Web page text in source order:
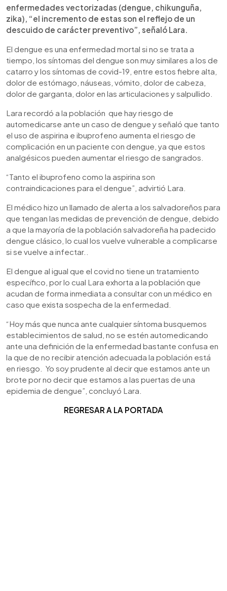
enfermedades vectorizadas (dengue, chikunguña,
zika), “el incremento de estas son el reflejo de un
descuido de carácter preventivo”, señaló Lara.
El dengue es una enfermedad mortal si no se trata a
tiempo, los síntomas del dengue son muy similares a los de
catarro y los síntomas de covid-19, entre estos fiebre alta,
dolor de estómago, náuseas, vómito, dolor de cabeza,
dolor de garganta, dolor en las articulaciones y salpullido.
Lara recordó a la población que hay riesgo de
automedicarse ante un caso de dengue y señaló que tanto
el uso de aspirina e ibuprofeno aumenta el riesgo de
complicación en un paciente con dengue, ya que estos
analgésicos pueden aumentar el riesgo de sangrados.
“Tanto el ibuprofeno como la aspirina son
contraindicaciones para el dengue”, advirtió Lara.
El médico hizo un llamado de alerta a los salvadoreños para
que tengan las medidas de prevención de dengue, debido
a que la mayoría de la población salvadoreña ha padecido
dengue clásico, lo cual los vuelve vulnerable a complicarse
si se vuelve a infectar..
El dengue al igual que el covid no tiene un tratamiento
específico, por lo cual Lara exhorta a la población que
acudan de forma inmediata a consultar con un médico en
caso que exista sospecha de la enfermedad.
“Hoy más que nunca ante cualquier síntoma busquemos
establecimientos de salud, no se estén automedicando
ante una definición de la enfermedad bastante confusa en
la que de no recibir atención adecuada la población está
en riesgo. Yo soy prudente al decir que estamos ante un
brote por no decir que estamos a las puertas de una
epidemia de dengue”, concluyó Lara.
REGRESAR A LA PORTADA